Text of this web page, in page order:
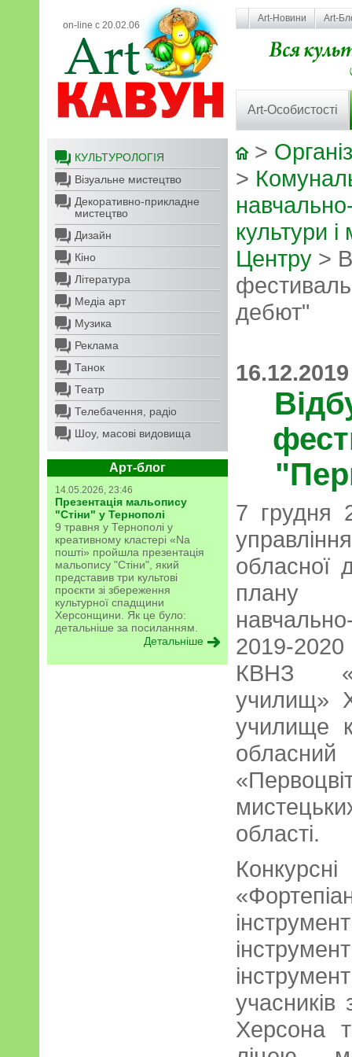
on-line с 20.02.06
Art-Новини Art-
Art-Особистості
КУЛЬТУРОЛОГІЯ
Візуальне мистецтво
Декоративно-прикладне
мистецтво
Дизайн
Кіно
Література
Медіа арт
Музика
Реклама
Танок
Театр
Телебачення, радіо
Шоу, масові видовища
Арт-блог
14.05.2026, 23:46
Презентація мальопису
"Стіни" у Тернополі
9 травня у Тернополі у
креативному кластері «Na
пошті» пройшла презентація
мальопису "Стіни", який
представив три культові
проєкти зі збереження
культурної спадщини
Херсонщини. Як це було:
детальніше за посиланням.
Детальніше
>
>
культури
Центру >
дебют"
7 грудня
обласної
плану
2019-
КВНЗ
училищ»
училище
області.
Херсона